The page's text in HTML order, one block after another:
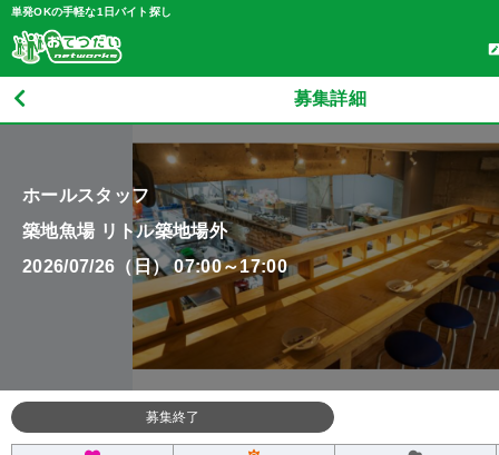
単発OKの手軽な1日バイト探し
募集詳細
ホールスタッフ
築地魚場 リトル築地場外
2026/07/26（日） 07:00～17:00
募集終了